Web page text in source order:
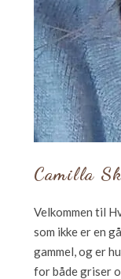
Camilla
Velkommen til
som ikke er en
gammel, og er
for både griser